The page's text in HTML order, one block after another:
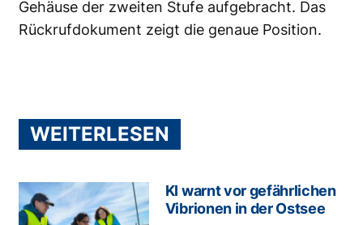
Gehäuse der zweiten Stufe aufgebracht. Das
Rückrufdokument zeigt die genaue Position.
WEITERLESEN
KI warnt vor gefährlichen
Vibrionen in der Ostsee